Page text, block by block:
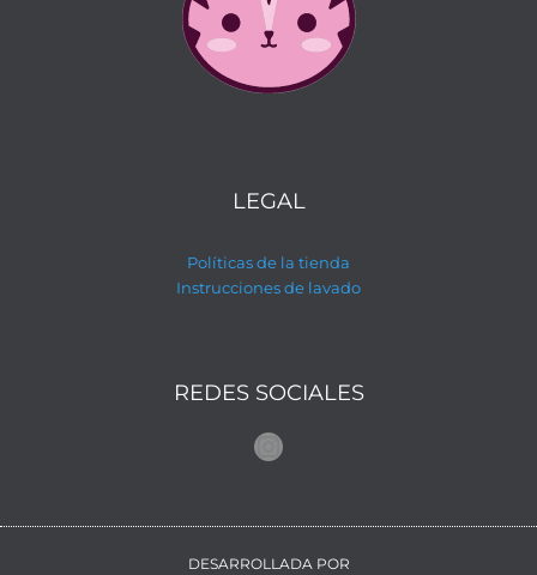
LEGAL
Políticas de la tienda
Instrucciones de lavado
REDES SOCIALES
Instagram
DESARROLLADA POR